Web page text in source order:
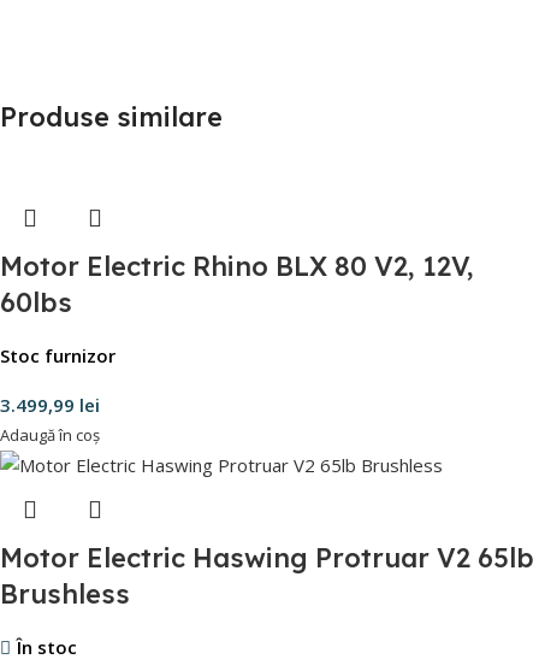
Produse similare
Motor Electric Rhino BLX 80 V2, 12V,
60lbs
Stoc furnizor
3.499,99 lei
Adaugă în coș
Motor Electric Haswing Protruar V2 65lb
Brushless
În stoc